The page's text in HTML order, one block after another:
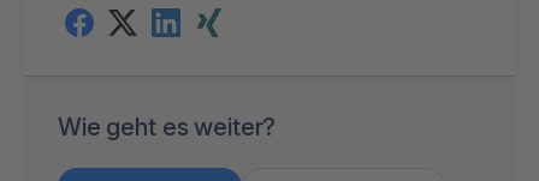
Wie geht es weiter?